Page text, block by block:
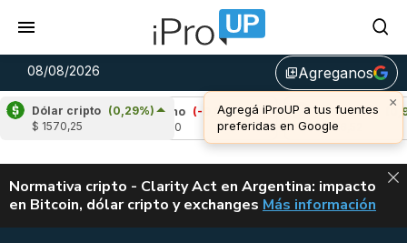
08/08/2026 library_addAgreganos
×
Agregá iProUP a tus fuentes
preferidas en Google
Dólar cripto (0,29%)
$ 1570,25
Cardano (-0,54%)
Avalanche (0,92%)
u$s 6,52
ALERTA
Normativa cripto - Clarity Act en Argentina: impacto
en Bitcoin, dólar cripto y exchanges CLARITY ACT EN
Más información